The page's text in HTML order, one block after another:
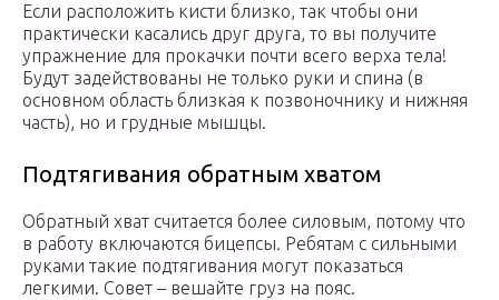
Если расположить кисти близко, так чтобы они
практически касались друг друга, то вы получите
упражнение для прокачки почти всего верха тела!
Будут задействованы не только руки и спина (в
основном область близкая к позвоночнику и нижняя
часть), но и грудные мышцы.
Подтягивания обратным хватом
Обратный хват считается более силовым, потому что
в работу включаются бицепсы. Ребятам с сильными
руками такие подтягивания могут показаться
легкими. Совет – вешайте груз на пояс.